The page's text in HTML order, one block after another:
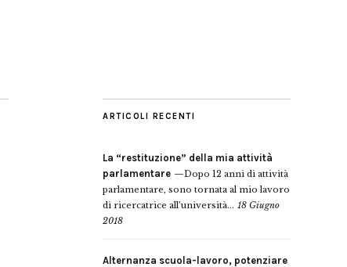
ARTICOLI RECENTI
La “restituzione” della mia attività
parlamentare
Dopo 12 anni di attività
parlamentare, sono tornata al mio lavoro
di ricercatrice all’università... 18 Giugno
2018
Alternanza scuola-lavoro, potenziare